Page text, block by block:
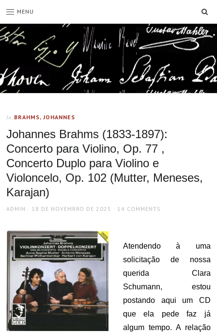
MENU
In BRAHMS, JOHANNES
Johannes Brahms (1833-1897):
Concerto para Violino, Op. 77 ,
Concerto Duplo para Violino e
Violoncelo, Op. 102 (Mutter, Meneses,
Karajan)
AUTHOR
ADMIN
POSTED
18 DE NOVEMBRO DE 2025 14 COMMENTS
Atendendo à uma
solicitação de nossa
querida Clara
Schumann, estou
postando aqui um CD
que ela pede faz já
algum tempo. A relação